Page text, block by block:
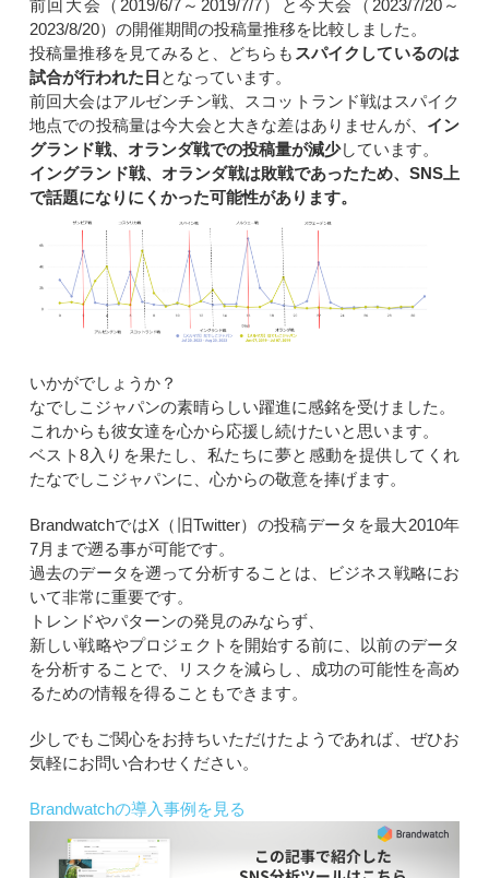
前回大会（2019/6/7～2019/7/7）と今大会（2023/7/20～
2023/8/20）の開催期間の投稿量推移を比較しました。
投稿量推移を見てみると、どちらも スパイクしているのは
試合が行われた日 となっています。
前回大会はアルゼンチン戦、スコットランド戦はスパイク
地点での投稿量は今大会と大きな差はありませんが、 イン
グランド戦、オランダ戦での投稿量が減少しています。
イングランド戦、オランダ戦は敗戦であったため、SNS上
で話題になりにくかった可能性があります。
いかがでしょうか？
なでしこジャパンの素晴らしい躍進に感銘を受けました。
これからも彼女達を心から応援し続けたいと思います。
ベスト8入りを果たし、私たちに夢と感動を提供してくれ
たなでしこジャパンに、心からの敬意を捧げます。
BrandwatchではX（旧Twitter）の投稿データを最大2010年
7月まで遡る事が可能です。
過去のデータを遡って分析することは、ビジネス戦略にお
いて非常に重要です。
トレンドやパターンの発見のみならず、
新しい戦略やプロジェクトを開始する前に、以前のデータ
を分析することで、リスクを減らし、成功の可能性を高め
るための情報を得ることもできます。
少しでもご関心をお持ちいただけたようであれば、ぜひお
気軽にお問い合わせください。
Brandwatchの導入事例を見る